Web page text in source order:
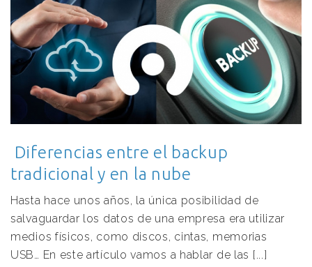
Diferencias entre el backup
tradicional y en la nube
Hasta hace unos años, la única posibilidad de
salvaguardar los datos de una empresa era utilizar
medios físicos, como discos, cintas, memorias
USB… En este artículo vamos a hablar de las [...]